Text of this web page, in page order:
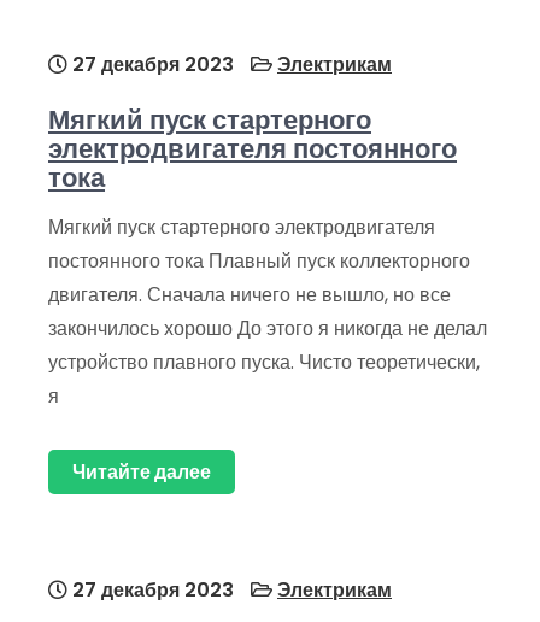
27 декабря 2023 Электрикам
Мягкий пуск стартерного
электродвигателя постоянного
тока
Мягкий пуск стартерного электродвигателя
постоянного тока Плавный пуск коллекторного
двигателя. Сначала ничего не вышло, но все
закончилось хорошо До этого я никогда не делал
устройство плавного пуска. Чисто теоретически,
я
Читайте далее
27 декабря 2023 Электрикам